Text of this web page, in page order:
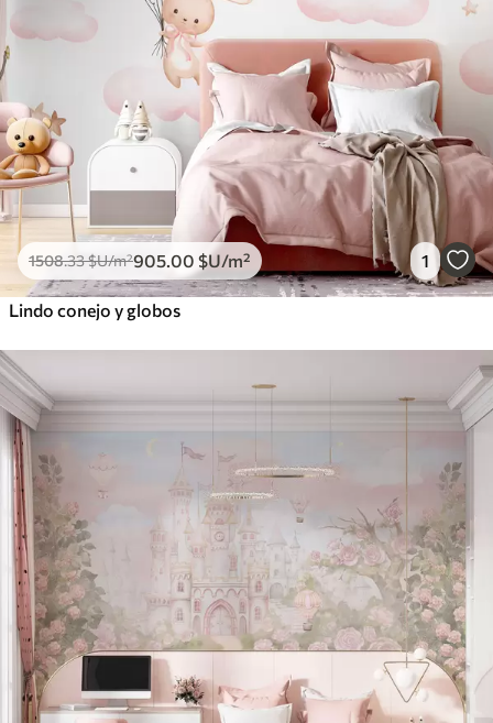
1508.33$U/m²905 .00 $U/m² 1
Lindo conejo y globos